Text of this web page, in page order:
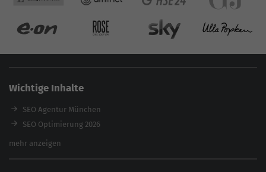
Wichtige Inhalte
SEO Agentur München
SEO Optimierung 2026
Backlink-Audit 2026
mehr anzeigen